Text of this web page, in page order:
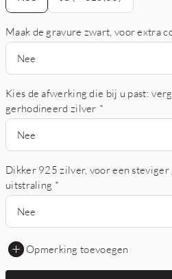
Maak de gravure zwart, voor extra
Nee
Kies de afwerking die bij u past:
gerhodineerd zilver *
Nee
Dikker 925 zilver, voor een steviger
uitstraling *
Nee
Opmerking toevoegen